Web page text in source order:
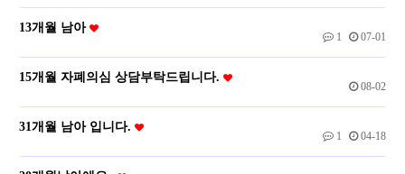
13개월 남아
1 07-01
15개월 자폐의심 상담부탁드립니다.
08-02
31개월 남아 입니다.
1 04-18